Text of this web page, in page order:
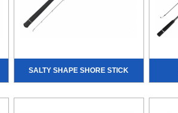
SALTY SHAPE SHORE STICK